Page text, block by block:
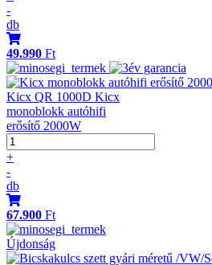
-
db
49.990 Ft
Kicx QR 1000D Kicx
monoblokk autóhifi
erősítő 2000W
+
-
db
67.900 Ft
Újdonság